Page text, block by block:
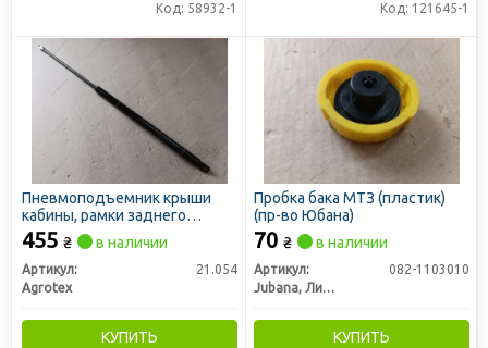
Код: 58932-1 Код: 121645-1
Пневмоподъемник крыши
кабины, рамки заднего
стекла МТЗ 600мм (AGH)
455 ₴ в наличии
Артикул:
21.054
Agrotex
КУПИТЬ
Пробка бака МТЗ (пластик)
(пр-во Юбана)
70 ₴ в наличии
Артикул:
082-1103010
Jubana, Литва
КУПИТЬ